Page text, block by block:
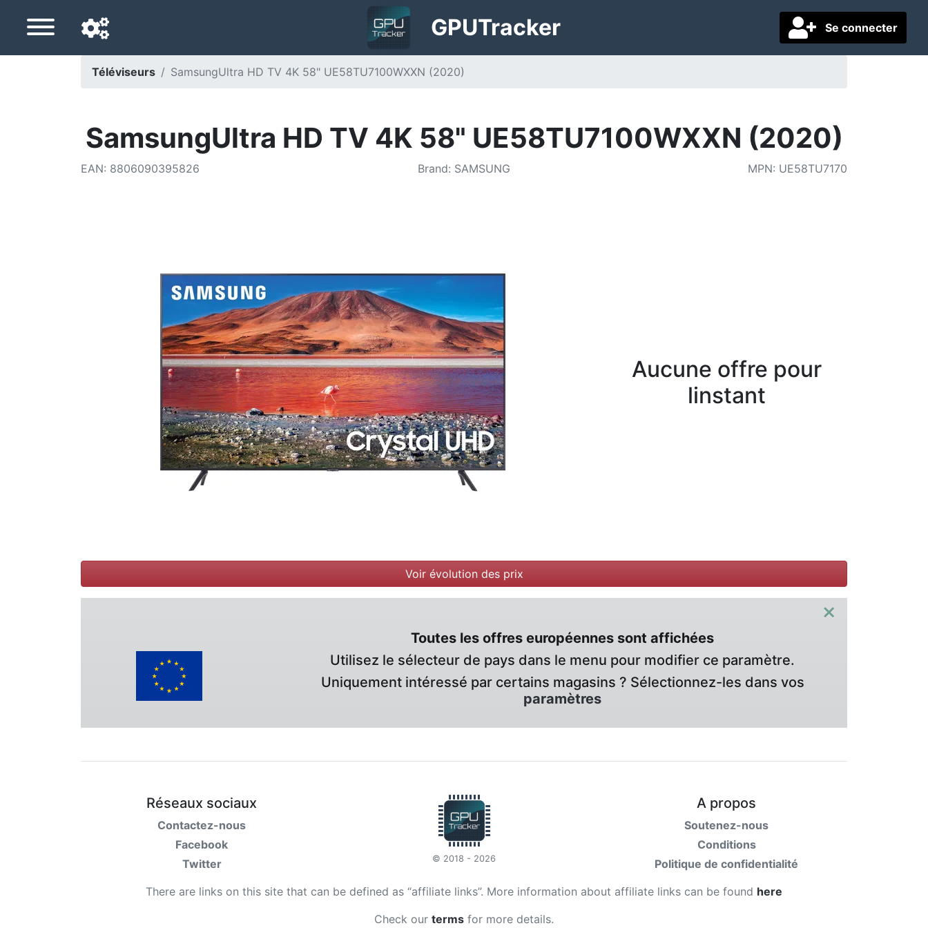
Se connecter
GPUTracker
Pays de livraison
Téléviseurs SamsungUltra HD TV 4K 58" UE58TU7100WXXN (2020)
SamsungUltra HD TV 4K 58" UE58TU7100WXXN (2020)
EAN: 8806090395826 Brand: SAMSUNG MPN: UE58TU7170
Aucune offre pour
linstant
Voir évolution des prix
×
Toutes les offres européennes sont affichées
Utilisez le sélecteur de pays dans le menu pour modifier ce paramètre.
Uniquement intéressé par certains magasins ? Sélectionnez-les dans vos
paramètres
Réseaux sociaux
Contactez-nous
Facebook
Twitter
© 2018 - 2026
A propos
Soutenez-nous
Conditions
Politique de confidentialité
There are links on this site that can be defined as “affiliate links”. More information about affiliate links can be found here
Check our terms for more details.